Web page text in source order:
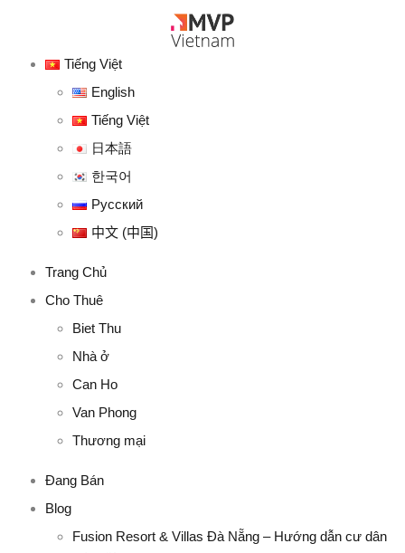
Tiếng Việt
English
Tiếng Việt
日本語
한국어
Русский
中文 (中国)
Trang Chủ
Cho Thuê
Biet Thu
Nhà ở
Can Ho
Van Phong
Thương mại
Đang Bán
Blog
Fusion Resort & Villas Đà Nẵng – Hướng dẫn cư dân